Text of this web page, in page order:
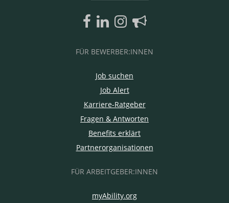
FÜR BEWERBER:INNEN
Job suchen
Job Alert
Karriere-Ratgeber
Fragen & Antworten
Benefits erklärt
Partnerorganisationen
FÜR ARBEITGEBER:INNEN
myAbility.org